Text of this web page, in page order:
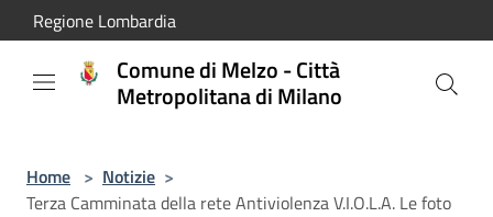
Salta al contenuto principale
Regione Lombardia
Comune di Melzo - Città
Metropolitana di Milano
Home > Notizie >
Terza Camminata della rete Antiviolenza V.I.O.L.A. Le foto